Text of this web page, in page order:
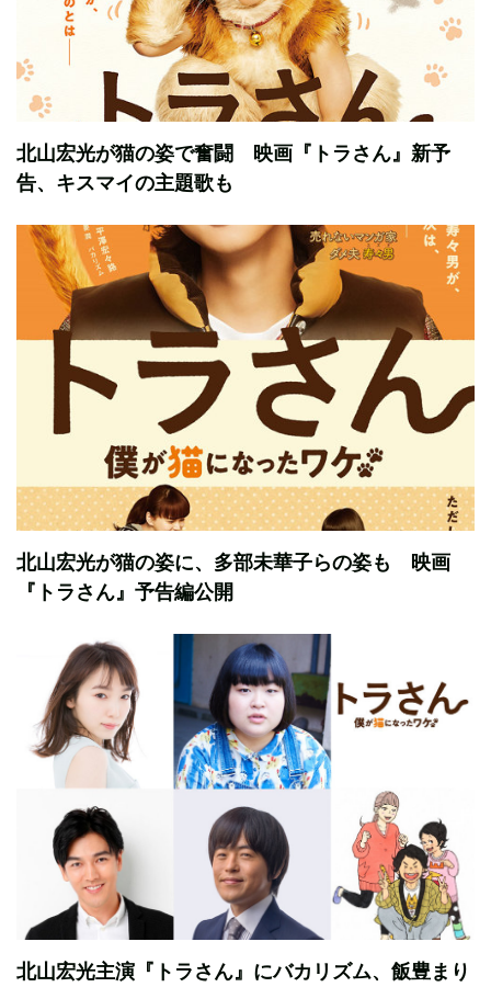
北山宏光が猫の姿で奮闘 映画『トラさん』新予
告、キスマイの主題歌も
北山宏光が猫の姿に、多部未華子らの姿も 映画
『トラさん』予告編公開
北山宏光主演『トラさん』にバカリズム、飯豊まり